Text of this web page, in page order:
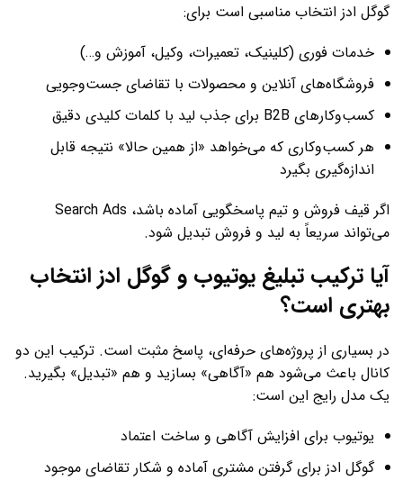
گوگل ادز انتخاب مناسبی است برای:
خدمات فوری (کلینیک، تعمیرات، وکیل، آموزش و…)
فروشگاه‌های آنلاین و محصولات با تقاضای جست‌وجویی
کسب‌وکارهای B2B برای جذب لید با کلمات کلیدی دقیق
هر کسب‌وکاری که می‌خواهد «از همین حالا» نتیجه قابل
اندازه‌گیری بگیرد
اگر قیف فروش و تیم پاسخگویی آماده باشد، Search Ads
می‌تواند سریعاً به لید و فروش تبدیل شود.
آیا ترکیب تبلیغ یوتیوب و گوگل ادز انتخاب
بهتری است؟
در بسیاری از پروژه‌های حرفه‌ای، پاسخ مثبت است. ترکیب این دو
کانال باعث می‌شود هم «آگاهی» بسازید و هم «تبدیل» بگیرید.
یک مدل رایج این است:
یوتیوب برای افزایش آگاهی و ساخت اعتماد
گوگل ادز برای گرفتن مشتری آماده و شکار تقاضای موجود